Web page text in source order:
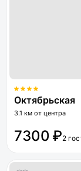
Октябрьская
3.1 км от центра
7300 ₽2